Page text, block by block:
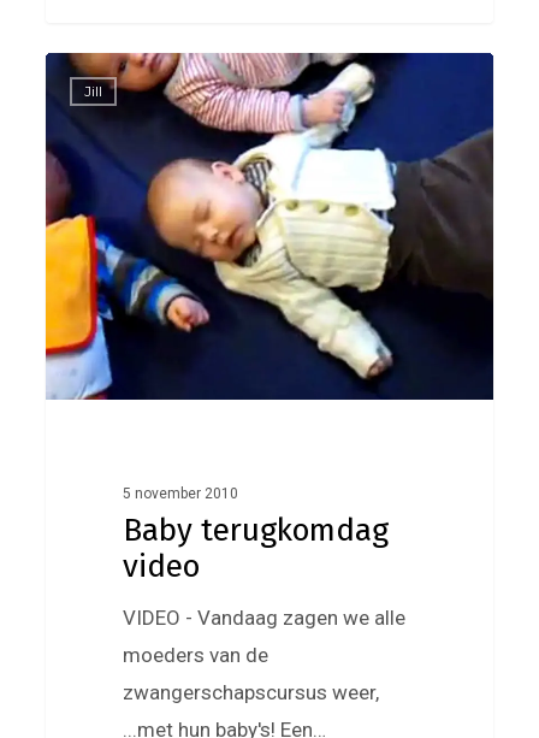
Baby
terugkomdag
video
Jill
5 november 2010
Baby terugkomdag
video
VIDEO - Vandaag zagen we alle
moeders van de
zwangerschapscursus weer,
...met hun baby's! Een…
0